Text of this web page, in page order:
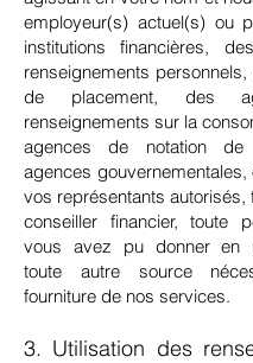
employeur(s) actuel(s) ou
institutions financières,
renseignements
de placement, des
renseignements sur la
agences de notation
agences
vos représentants autorisés,
conseiller financier, toute
vous avez pu donner en
toute autre source
fourniture de nos services.
3. Utilisation des